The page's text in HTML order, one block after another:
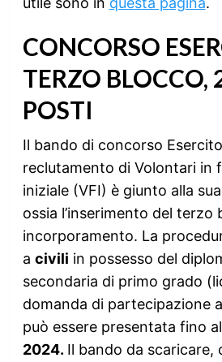
CONCORSO
TERZO BLOCCO,
POSTI
Il bando di concorso
reclutamento di Volontari in
iniziale (VFI) è giunto alla
ossia l’inserimento del terzo
incorporamento. La
a civili in possesso del
secondaria di primo grado
domanda di partecipazione
può essere presentata fino al
2024. Il bando da scaricare,